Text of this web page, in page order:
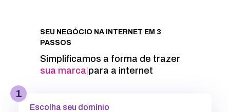
Informações técnicas
SEU NEGÓCIO NA INTERNET EM 3
PASSOS
Simplificamos a forma de trazer
sua ma|para a internet
1
Escolha seu domínio